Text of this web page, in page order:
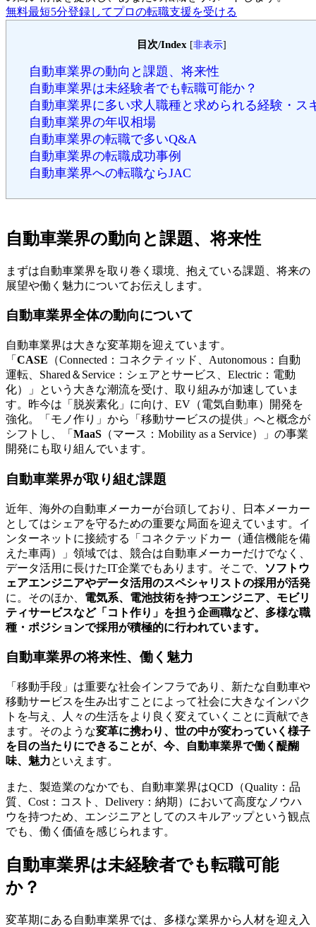
無料最短5分登録してプロの転職支援を受ける
目次/Index [非表示]
自動車業界の動向と課題、将来性
自動車業界は未経験者でも転職可能か？
自動車業界に多い求人職種と求められる経験・ス
自動車業界の年収相場
自動車業界の転職で多いQ&A
自動車業界の転職成功事例
自動車業界への転職ならJAC
自動車業界の動向と課題、将来性
まずは自動車業界を取り巻く環境、抱えている課題、将来の
展望や働く魅力についてお伝えします。
自動車業界全体の動向について
自動車業界は大きな変革期を迎えています。
「 CASE （Connected：コネクティッド、Autonomous：自動
運転、Shared＆Service：シェアとサービス、Electric：電動
化）」という大きな潮流を受け、取り組みが加速していま
す。昨今は「脱炭素化」に向け、EV（電気自動車）開発を
強化。「モノ作り」から「移動サービスの提供」へと概念が
シフトし、「 MaaS （マース：Mobility as a Service）」の事業
開発にも取り組んでいます。
自動車業界が取り組む課題
近年、海外の自動車メーカーが台頭しており、日本メーカー
としてはシェアを守るための重要な局面を迎えています。イ
ンターネットに接続する「コネクテッドカー（通信機能を備
えた車両）」領域では、競合は自動車メーカーだけでなく、
データ活用に長けたIT企業でもあります。そこで、
ソフトウ
ェアエンジニアやデータ活用のスペシャリストの採用が活発
に。そのほか、 電気系、電池技術を持つエンジニア、モビリ
ティサービスなど「コト作り」を担う企画職など、多様な職
種・ポジションで採用が積極的に行われています。
自動車業界の将来性、働く魅力
「移動手段」は重要な社会インフラであり、新たな自動車や
移動サービスを生み出すことによって社会に大きなインパク
トを与え、人々の生活をより良く変えていくことに貢献でき
ます。そのような変革に携わり、世の中が変わっていく様子
を目の当たりにできることが、今、自動車業界で働く醍醐
味、魅力といえます。
また、製造業のなかでも、自動車業界はQCD（Quality：品
質、Cost：コスト、Delivery：納期）において高度なノウハ
ウを持つため、エンジニアとしてのスキルアップという観点
でも、働く価値を感じられます。
自動車業界は未経験者でも転職可能
か？
変革期にある自動車業界では、多様な業界から人材を迎え入